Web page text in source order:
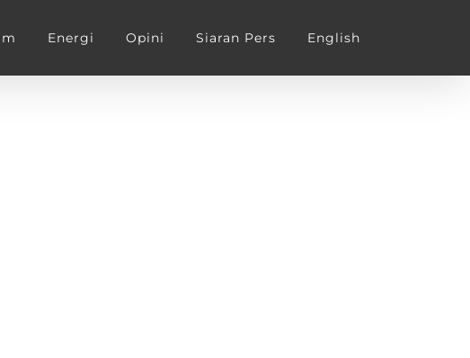
Energi Opini Siaran Pers English